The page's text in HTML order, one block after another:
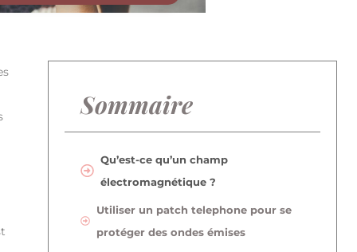
Sommaire
Qu’est-ce qu’un champ
électromagnétique ?
Utiliser un patch telephone pour se
protéger des ondes émises